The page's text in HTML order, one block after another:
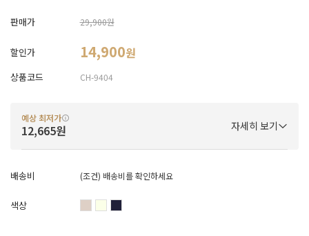
판매가 29,900원
할인가 14,900원
상품코드 CH-9404
예상 최저가
12,665원 자세히 보기
배송비 (조건) 배송비를 확인하세요
색상